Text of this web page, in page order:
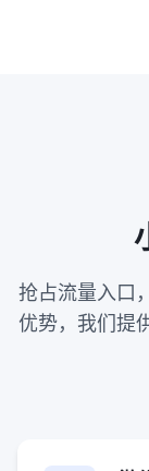
抢占流量入口
优势，我们提